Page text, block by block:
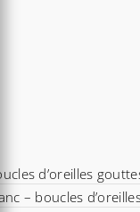
d’oreilles
– boucles